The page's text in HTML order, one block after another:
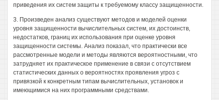
приведения их систем защиты к требуемому классу защищенности.
3. Произведен анализ существуют методов и моделей оценки
уровня защищенности вычислительных систем, их достоинств,
недостатков, границ их использования при оценке уровня
защищенности системы. Анализ показал, что практически все
рассмотренные модели и методы являются вероятностными, что
затрудняет их практическое применение в связи с отсутствием
статистических данных о вероятностях проявления угроз с
привязкой к конкретным типам вычислительных, установок и
имеющимися на них программными средствами.